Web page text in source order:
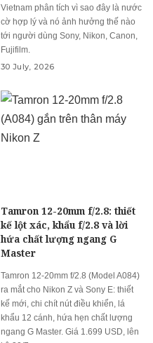
Vietnam phân tích vì sao đây là nước
cờ hợp lý và nó ảnh hưởng thế nào
tới người dùng Sony, Nikon, Canon,
Fujifilm.
30 July, 2026
Tamron 12-20mm f/2.8: thiết
kế lột xác, khẩu f/2.8 và lời
hứa chất lượng ngang G
Master
Tamron 12-20mm f/2.8 (Model A084)
ra mắt cho Nikon Z và Sony E: thiết
kế mới, chi chít nút điều khiển, lá
khẩu 12 cánh, hứa hẹn chất lượng
ngang G Master. Giá 1.699 USD, lên